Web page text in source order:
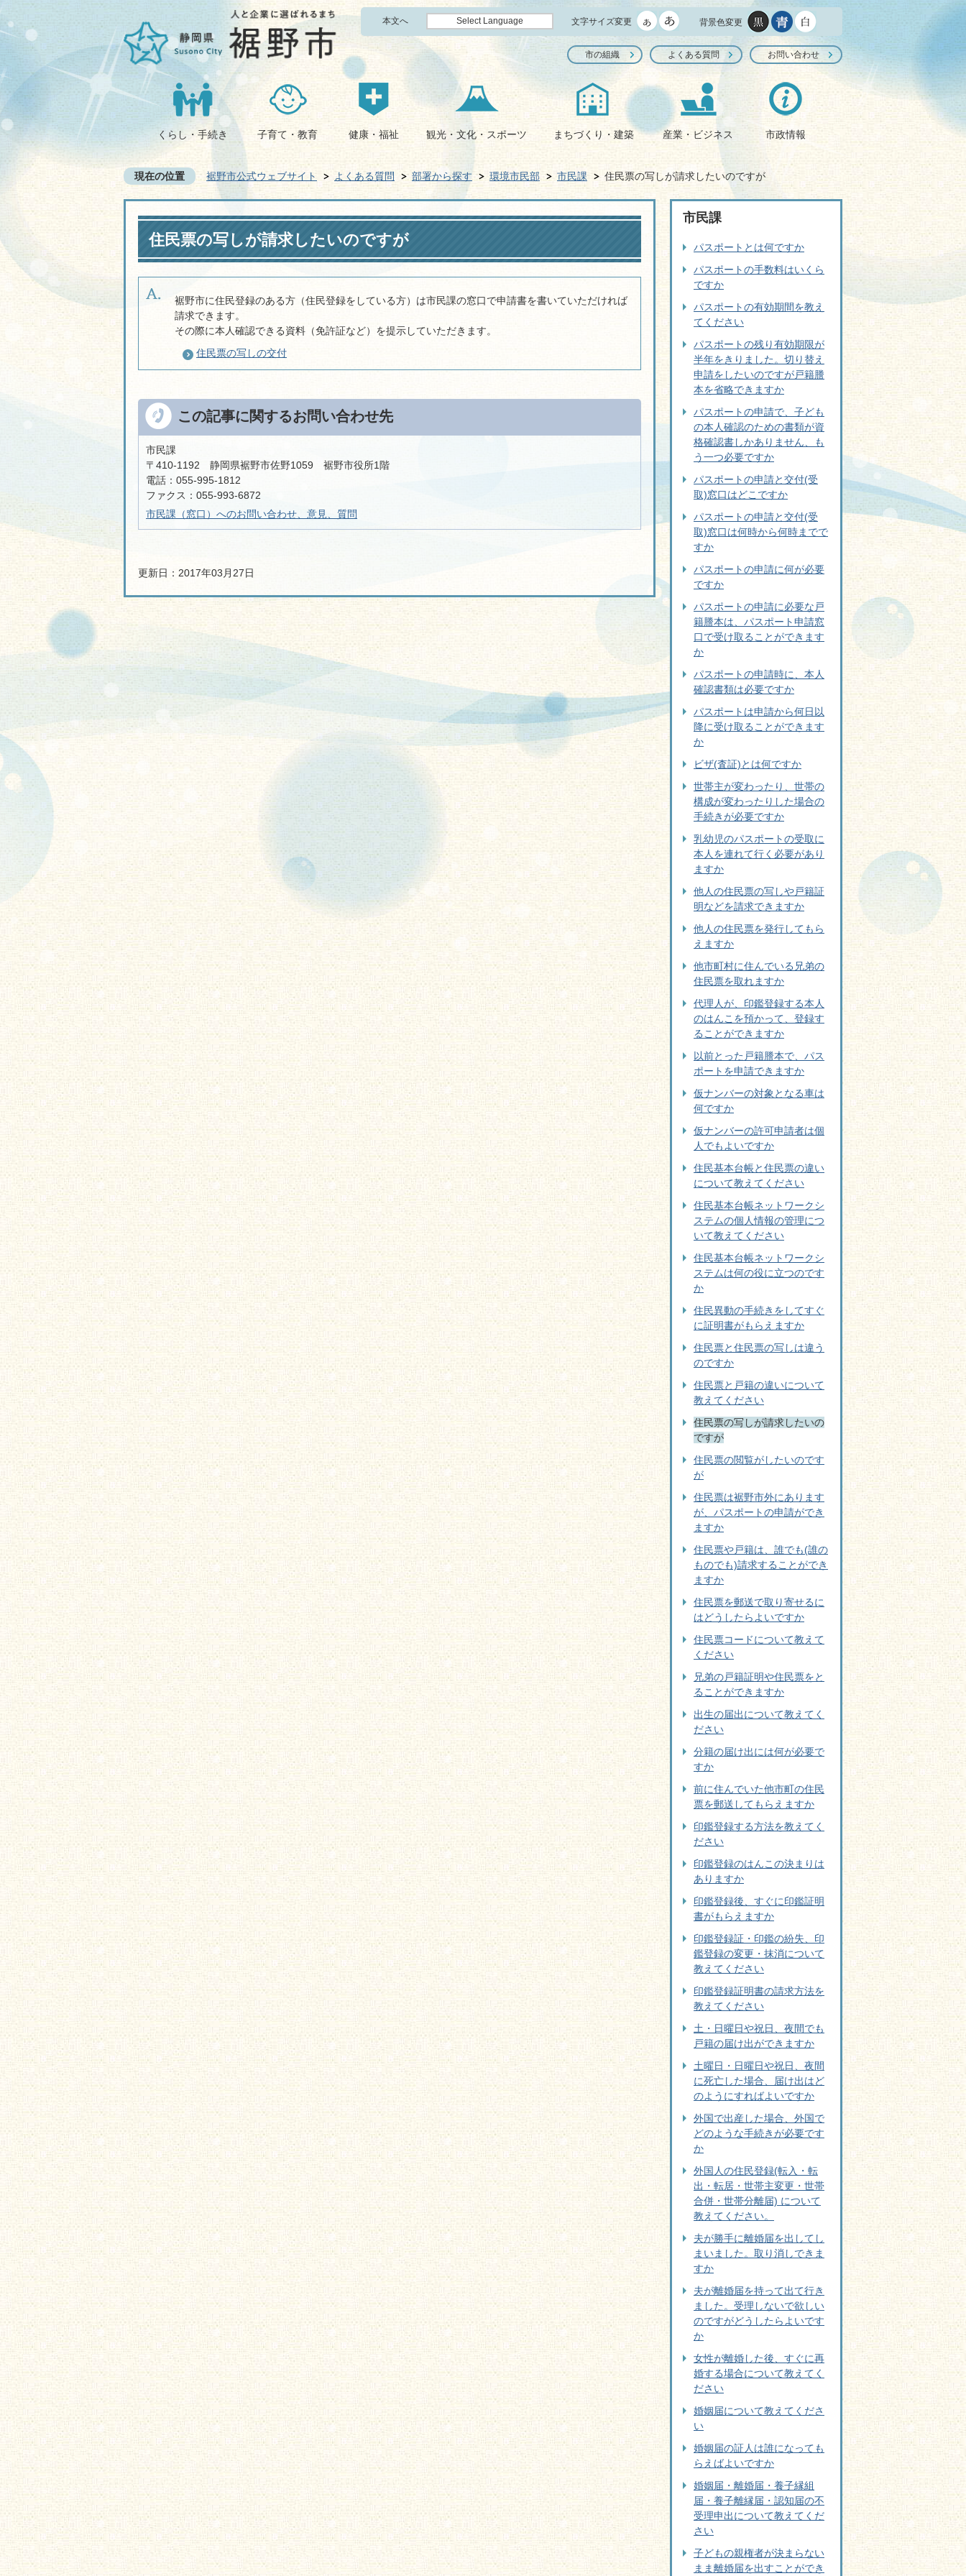
本文へ Select Language 文字サイズ変更 背景色変更
市の組織 よくある質問 お問い合わせ
くらし・手続き 子育て・教育 健康・福祉 観光・文化・スポーツ まちづくり・建築 産業・ビジネス 市政情報
現在の位置 裾野市公式ウェブサイト よくある質問 部署から探す 環境市民部 市民課 住民票の写しが請求したいのですが
住民票の写しが請求したいのですが
裾野市に住民登録のある方（住民登録をしている方）は市民課の窓口で申請書を書いていただければ
請求できます。
その際に本人確認できる資料（免許証など）を提示していただきます。
住民票の写しの交付
この記事に関するお問い合わせ先
市民課
〒410-1192 静岡県裾野市佐野1059 裾野市役所1階
電話：055-995-1812
ファクス：055-993-6872
市民課（窓口）へのお問い合わせ、意見、質問
更新日：2017年03月27日
市民課
パスポートとは何ですか
パスポートの手数料はいくら
ですか
パスポートの有効期間を教え
てください
パスポートの残り有効期限が
半年をきりました。切り替え
申請をしたいのですが戸籍謄
本を省略できますか
パスポートの申請で、子ども
の本人確認のための書類が資
格確認書しかありません、も
う一つ必要ですか
パスポートの申請と交付(受
取)窓口はどこですか
パスポートの申請と交付(受
取)窓口は何時から何時までで
すか
パスポートの申請に何が必要
ですか
パスポートの申請に必要な戸
籍謄本は、パスポート申請窓
口で受け取ることができます
か
パスポートの申請時に、本人
確認書類は必要ですか
パスポートは申請から何日以
降に受け取ることができます
か
ビザ(査証)とは何ですか
世帯主が変わったり、世帯の
構成が変わったりした場合の
手続きが必要ですか
乳幼児のパスポートの受取に
本人を連れて行く必要があり
ますか
他人の住民票の写しや戸籍証
明などを請求できますか
他人の住民票を発行してもら
えますか
他市町村に住んでいる兄弟の
住民票を取れますか
代理人が、印鑑登録する本人
のはんこを預かって、登録す
ることができますか
以前とった戸籍謄本で、パス
ポートを申請できますか
仮ナンバーの対象となる車は
何ですか
仮ナンバーの許可申請者は個
人でもよいですか
住民基本台帳と住民票の違い
について教えてください
住民基本台帳ネットワークシ
ステムの個人情報の管理につ
いて教えてください
住民基本台帳ネットワークシ
ステムは何の役に立つのです
か
住民異動の手続きをしてすぐ
に証明書がもらえますか
住民票と住民票の写しは違う
のですか
住民票と戸籍の違いについて
教えてください
住民票の写しが請求したいの
ですが
住民票の閲覧がしたいのです
が
住民票は裾野市外にあります
が、パスポートの申請ができ
ますか
住民票や戸籍は、誰でも(誰の
ものでも)請求することができ
ますか
住民票を郵送で取り寄せるに
はどうしたらよいですか
住民票コードについて教えて
ください
兄弟の戸籍証明や住民票をと
ることができますか
出生の届出について教えてく
ださい
分籍の届け出には何が必要で
すか
前に住んでいた他市町の住民
票を郵送してもらえますか
印鑑登録する方法を教えてく
ださい
印鑑登録のはんこの決まりは
ありますか
印鑑登録後、すぐに印鑑証明
書がもらえますか
印鑑登録証・印鑑の紛失、印
鑑登録の変更・抹消について
教えてください
印鑑登録証明書の請求方法を
教えてください
土・日曜日や祝日、夜間でも
戸籍の届け出ができますか
土曜日・日曜日や祝日、夜間
に死亡した場合、届け出はど
のようにすればよいですか
外国で出産した場合、外国で
どのような手続きが必要です
か
外国人の住民登録(転入・転
出・転居・世帯主変更・世帯
合併・世帯分離届) について
教えてください。
夫が勝手に離婚届を出してし
まいました。取り消しできま
すか
夫が離婚届を持って出て行き
ました。受理しないで欲しい
のですがどうしたらよいです
か
女性が離婚した後、すぐに再
婚する場合について教えてく
ださい
婚姻届について教えてくださ
い
婚姻届の証人は誰になっても
らえばよいですか
婚姻届・離婚届・養子縁組
届・養子離縁届・認知届の不
受理申出について教えてくだ
さい
子どもの親権者が決まらない
まま離婚届を出すことができ